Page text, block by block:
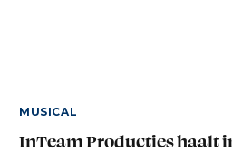
MUSICAL
InTeam Producties haalt